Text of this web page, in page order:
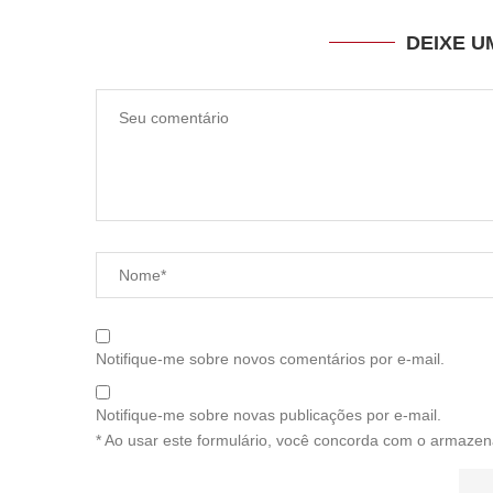
DEIXE
Notifique-me sobre novos comentários por e-mail.
Notifique-me sobre novas publicações por e-mail.
* Ao usar este formulário, você concorda com o